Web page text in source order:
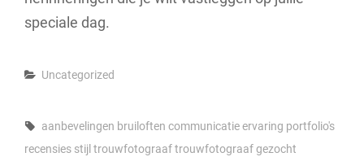
speciale dag.
Categories
Uncategorized
Tags,
aanbevelingen bruiloften communicatieervaring portfolio's
recensies stijl trouwfotograaftrouwfotograaf gezocht